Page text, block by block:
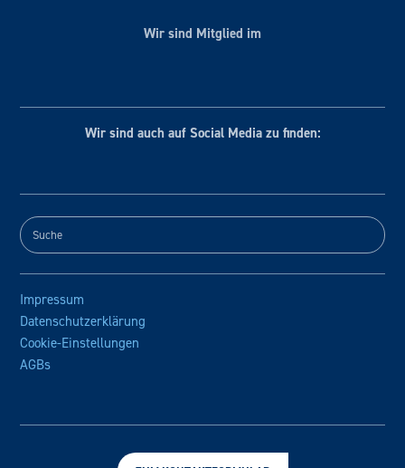
Wir sind Mitglied im
Wir sind auch auf Social Media zu finden:
Impressum
Datenschutzerklärung
Cookie-Einstellungen
AGBs